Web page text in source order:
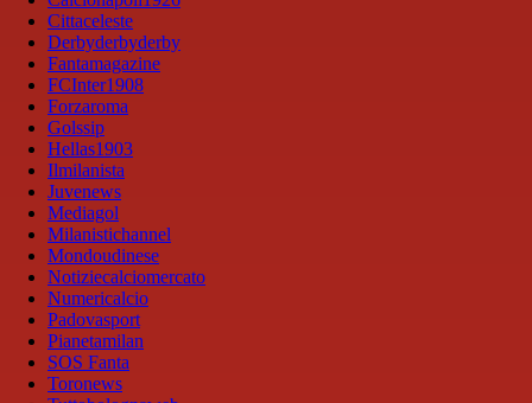
Cittaceleste
Derbyderbyderby
Fantamagazine
FCInter1908
Forzaroma
Golssip
Hellas1903
Ilmilanista
Juvenews
Mediagol
Milanistichannel
Mondoudinese
Notiziecalciomercato
Numericalcio
Padovasport
Pianetamilan
SOS Fanta
Toronews